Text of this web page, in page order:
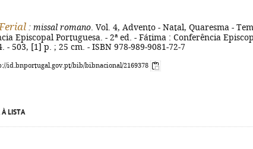
: missal romano . Vol. 4, Advento - Natal, Quaresma -
Episcopal Portuguesa. - 2ª ed. - Fátima : Conferência
- 503, [1] p. ; 25 cm. - ISBN 978-989-9081-72-7
id.bnportugal.gov.pt/bib/bibnacional/2169378
LISTA